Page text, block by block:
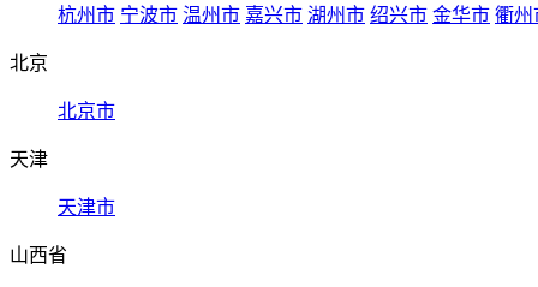
杭州市 宁波市 温州市 嘉兴市 湖州市 绍兴市 金华市 衢州
北京
北京市
天津
天津市
山西省